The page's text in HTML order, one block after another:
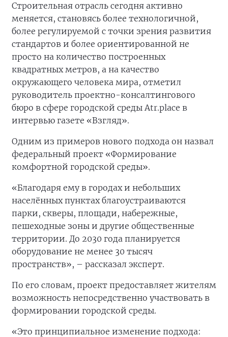
Строительная отрасль сегодня активно
меняется, становясь более технологичной,
более регулируемой с точки зрения развития
стандартов и более ориентированной не
просто на количество построенных
квадратных метров, а на качество
окружающего человека мира, отметил
руководитель проектно-консалтингового
бюро в сфере городской среды Atr.place в
интервью газете «Взгляд».
Одним из примеров нового подхода он назвал
федеральный проект «Формирование
комфортной городской среды».
«Благодаря ему в городах и небольших
населённых пунктах благоустраиваются
парки, скверы, площади, набережные,
пешеходные зоны и другие общественные
территории. До 2030 года планируется
оборудование не менее 30 тысяч
пространств», – рассказал эксперт.
По его словам, проект предоставляет жителям
возможность непосредственно участвовать в
формировании городской среды.
«Это принципиальное изменение подхода: